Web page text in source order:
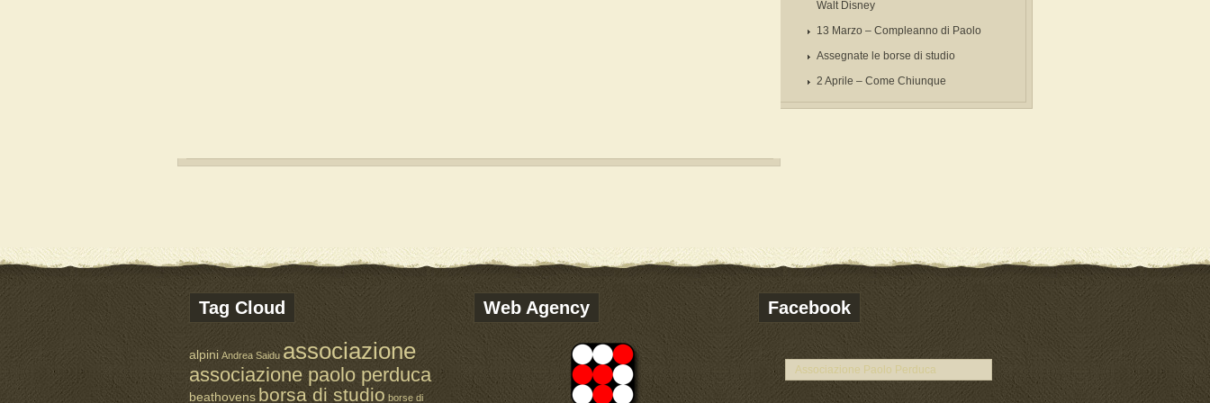
Walt Disney
13 Marzo – Compleanno di Paolo
Assegnate le borse di studio
2 Aprile – Come Chiunque
Tag Cloud
alpini Andrea Saidu associazione
associazione paolo perduca
beathovens borsa di studio borse di
Web Agency Facebook
Associazione Paolo Perduca